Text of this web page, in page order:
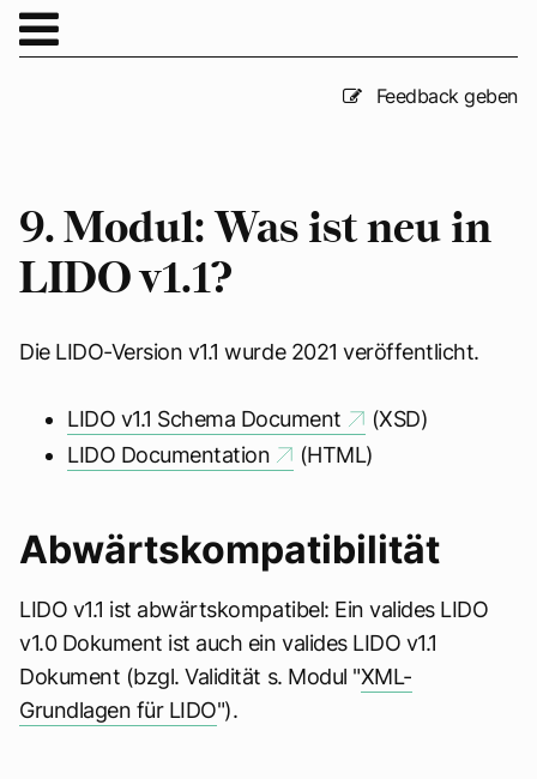
Feedback geben
9. Modul: Was ist neu in
LIDO v1.1?
Die LIDO-Version v1.1 wurde 2021 veröffentlicht.
LIDO v1.1 Schema Document
(XSD)
LIDO Documentation
(HTML)
Abwärtskompatibilität
LIDO v1.1 ist abwärtskompatibel: Ein valides LIDO
v1.0 Dokument ist auch ein valides LIDO v1.1
Dokument (bzgl. Validität s. Modul "XML-
Grundlagen für LIDO").